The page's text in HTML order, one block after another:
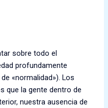
sobre todo el
profundamente
«normalidad»). Los
que la gente dentro de
nuestra ausencia de